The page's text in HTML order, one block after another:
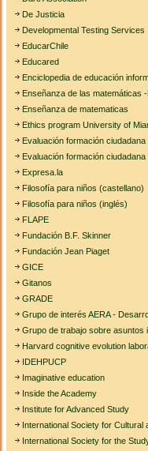
De Justicia
Developmental Testing Services
EducarChile
Educared
Enciclopedia de educación
Enseñanza de las matemáticas
Enseñanza de matematicas
Ethics program University of
Evaluación formación ciudadana
Evaluación formación
Expresa.la
Filosofía para niños (castellano)
Filosofía para niños (inglés)
FLAPE
Fundación B.F. Skinner
Fundación Jean Piaget
GICE
Gitanos
GRADE
Grupo de interés AERA -
Grupo de trabajo sobre asuntos
Harvard cognitive evolution
IDEHPUCP
Imaginative education
Inside the Academy
Institute for Advanced Study
International Society for Cultural
International Society for the